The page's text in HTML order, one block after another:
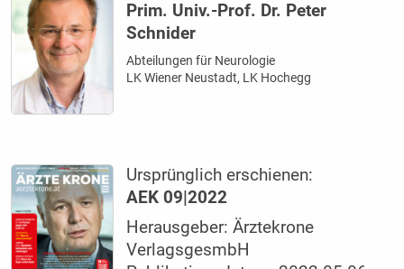
Prim. Univ.-Prof. Dr. Peter
Schnider
Abteilungen für Neurologie
LK Wiener Neustadt, LK Hochegg
Ursprünglich erschienen:
AEK 09|2022
Herausgeber: Ärztekrone
VerlagsgesmbH